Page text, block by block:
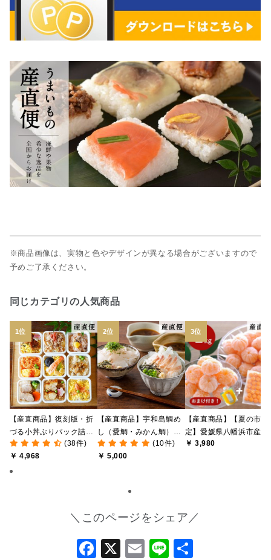
※商品画像は、実物と色やデザインが異なる場合がございますので
予めご了承ください。
同じカテゴリの人気商品
【産直商品】復刻版・折
づる小丼ぶりパック詰合
せ【送料込み/北海道・九
州・沖縄送料別途】【オ
ンライン限定】
(38件)
￥ 4,968
【産直商品】宇和島鯛め
し（愛鯛・みかん鯛）食
べ比べセット【愛媛の郷
土料理】【送料込み/北海
(10件)
￥ 5,000
【産直商品】【夏の市限
定】愛媛県八幡浜市産 皮
なし冷凍みかん 1kg ＋
￥ 3,980
＼このページをシェア／
Facebook
X Email
Line